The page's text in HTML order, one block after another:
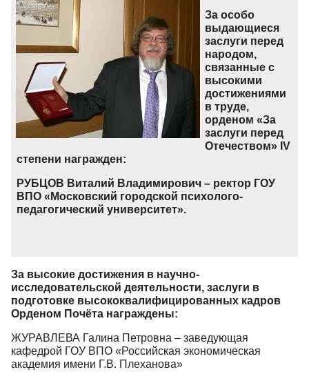
За особо
выдающиеся
заслуги перед
народом,
связанные с
высокими
достижениями
в труде,
орденом «За
заслуги перед
Отечеством» IV
степени награжден:
РУБЦОВ Виталий Владимирович – ректор ГОУ
ВПО «Московский городской психолого-
педагогический университет».
За высокие достижения в научно-
исследовательской деятельности, заслуги в
подготовке высококвалифицированных кадров
Орденом Почёта награждены:
ЖУРАВЛЕВА Галина Петровна – заведующая
кафедрой ГОУ ВПО «Российская экономическая
академия имени Г.В. Плеханова»